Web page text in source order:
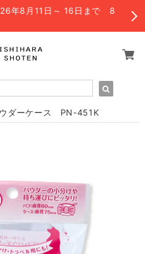
年8月11日～ 16日まで 8
ダーケース PN-451K